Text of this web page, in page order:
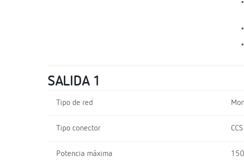
SALIDA 1
Tipo de red
Tipo conector
Potencia máxima